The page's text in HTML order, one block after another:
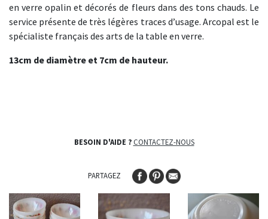
en verre opalin et décorés de fleurs dans des tons chauds. Le
service présente de très légères traces d’usage. Arcopal est le
spécialiste français des arts de la table en verre.
13cm de diamètre et 7cm de hauteur.
BESOIN D'AIDE ? CONTACTEZ-NOUS
PARTAGEZ